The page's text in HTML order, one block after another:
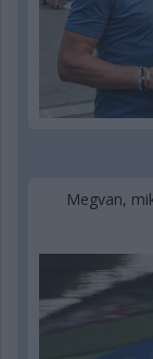
Megvan,